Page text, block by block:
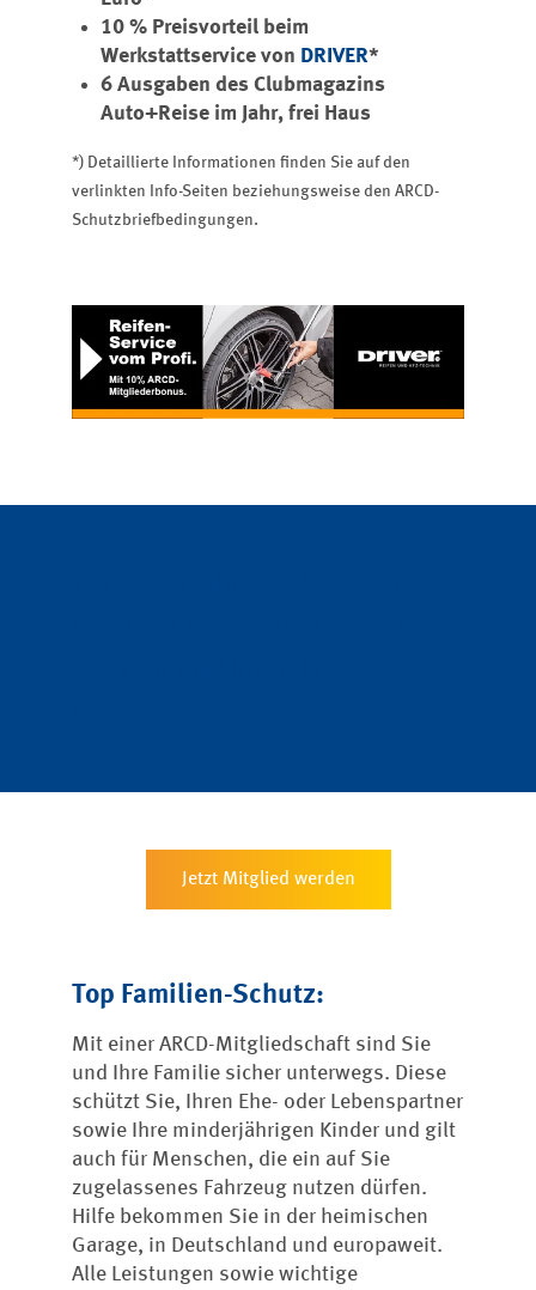
10 % Preisvorteil beim
Werkstattservice von DRIVER*
6 Ausgaben des Clubmagazins
Auto+Reise im Jahr, frei Haus
*) Detaillierte Informationen finden Sie auf den
verlinkten Info-Seiten beziehungsweise den ARCD-
Schutzbriefbedingungen.
Jetzt Mitglied werden
Top Familien-Schutz:
Mit einer ARCD-Mitgliedschaft sind Sie
und Ihre Familie sicher unterwegs. Diese
schützt Sie, Ihren Ehe- oder Lebenspartner
sowie Ihre minderjährigen Kinder und gilt
auch für Menschen, die ein auf Sie
zugelassenes Fahrzeug nutzen dürfen.
Hilfe bekommen Sie in der heimischen
Garage, in Deutschland und europaweit.
Alle Leistungen sowie wichtige